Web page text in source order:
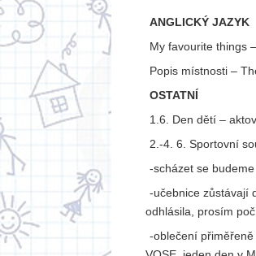
ANGLICKÝ JAZYK
My favourite things
Popis místnosti –
OSTATNÍ
1.6. Den dětí –
2.-4. 6. Sportovní
-scházet se
-učebnice zůstávají
odhlásila, prosím
-oblečení